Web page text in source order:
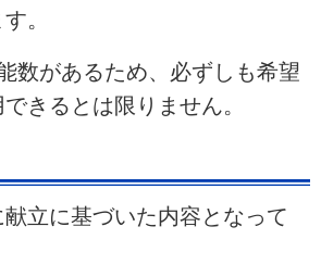
。
数があるため、必ずしも希望
きるとは限りません。
献立に基づいた内容となって